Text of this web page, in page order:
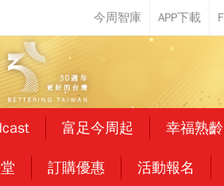
富足今周起 幸福熟齡
訂購優惠 活動報名